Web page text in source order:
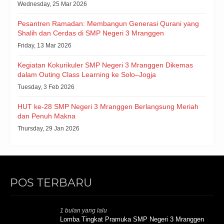
Wednesday, 25 Mar 2026
Pesantren Ramadan: Membangun Generasi Qurani yang
Shalih dan Cerdas di SMP Negeri 3 Mranggen
Friday, 13 Mar 2026
Kegiatan Kokurikuler SMP Negeri 3 Mranggen Dikemas
dalam Outing Class Learning ke Solo–Jogja
Tuesday, 3 Feb 2026
HUT ke-28 SMP Negeri 3 Mranggen Berlangsung Meriah
dan Penuh Makna
Thursday, 29 Jan 2026
POS TERBARU
1 bulan yang lalu
Lomba Tingkat Pramuka SMP Negeri 3 Mranggen